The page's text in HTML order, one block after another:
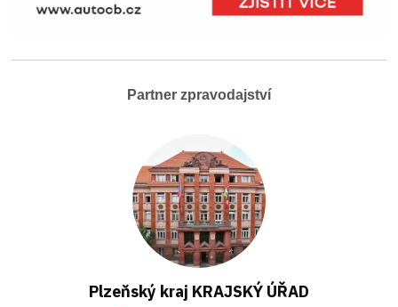
Partner zpravodajství
Plzeňský kraj KRAJSKÝ ÚŘAD